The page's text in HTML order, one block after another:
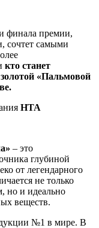
финала премии,
сочтет самыми
кто станет
«Пальмовой
НТА
– это
глубиной
от легендарного
не только
но и идеально
веществ.
№1 в мире. В